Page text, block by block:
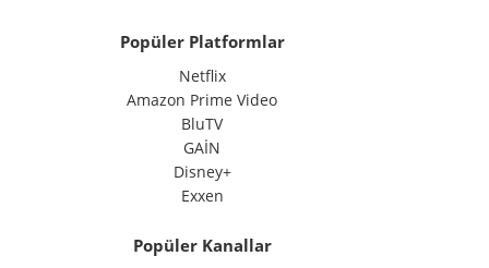
Popüler Platformlar
Netflix
Amazon Prime Video
BluTV
GAİN
Disney+
Exxen
Popüler Kanallar